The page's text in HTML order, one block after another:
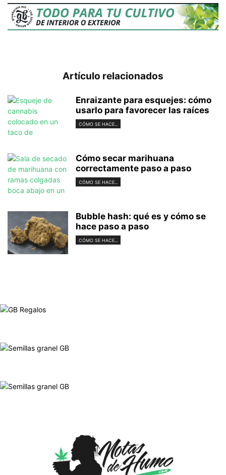
Artículo relacionados
Enraizante para esquejes: cómo
usarlo para favorecer las raíces
CÓMO SE HACE...
Cómo secar marihuana
correctamente paso a paso
CÓMO SE HACE...
Bubble hash: qué es y cómo se
hace paso a paso
CÓMO SE HACE...